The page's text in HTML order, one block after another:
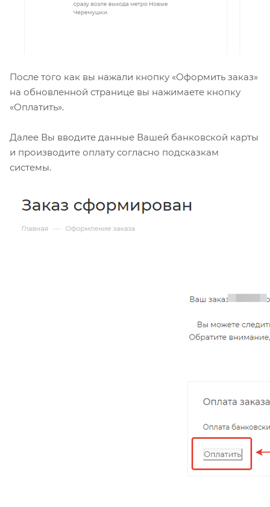
После того как вы нажали кнопку «Оформить заказ»
на обновленной странице вы нажимаете кнопку
«Оплатить».
Далее Вы вводите данные Вашей банковской карты
и производите оплату согласно подсказкам
системы.